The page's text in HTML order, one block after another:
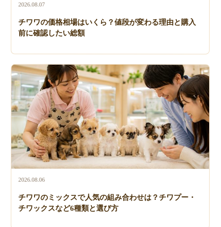
2026.08.07
チワワの価格相場はいくら？値段が変わる理由と購入
前に確認したい総額
2026.08.06
チワワのミックスで人気の組み合わせは？チワプー・
チワックスなど6種類と選び方